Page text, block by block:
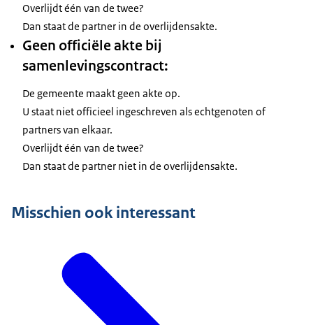
Overlijdt één van de twee?
Dan staat de partner in de overlijdensakte.
Geen officiële akte bij
samenlevingscontract:
De gemeente maakt geen akte op.
U staat niet officieel ingeschreven als echtgenoten of
partners van elkaar.
Overlijdt één van de twee?
Dan staat de partner niet in de overlijdensakte.
Misschien ook interessant